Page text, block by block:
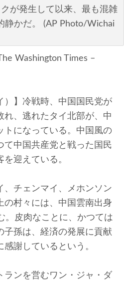
が発生して以来、最も混雑
静かだ。 (AP Photo/Wichai
Washington Times –
】冷戦時、中国国民党が
れ、逃れたタイ北部が、中
トになっている。中国風の
て中国共産党と戦った国民
迎えている。
チェンマイ、メホンソン
の村々には、中国雲南出身
。皮肉なことに、かつては
子孫は、経済の発展に貢献
謝しているという。
ンを営むワン・ジャ・ダ